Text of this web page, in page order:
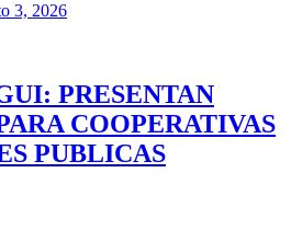
3, 2026
PRESENTAN
COOPERATIVAS
PUBLICAS